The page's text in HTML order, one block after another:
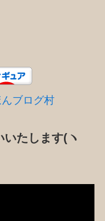
ブログ村
たします(ヽ